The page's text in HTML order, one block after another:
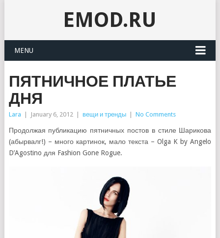
EMOD.RU
MENU
ПЯТНИЧНОЕ ПЛАТЬЕ
ДНЯ
Lara January 6, 2012 вещи и тренды No Comments
Продолжая публикацию пятничных постов в стиле Шарикова
(абырвалг!) – много картинок, мало текста – Olga K by Angelo
D’Agostino для Fashion Gone Rogue.